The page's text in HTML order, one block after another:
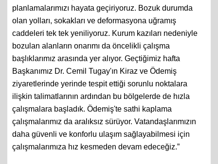
planlamalarımızı hayata geçiriyoruz. Bozuk durumda
olan yolları, sokakları ve deformasyona uğramış
caddeleri tek tek yeniliyoruz. Kurum kazıları nedeniyle
bozulan alanların onarımı da öncelikli çalışma
başlıklarımız arasında yer alıyor. Geçtiğimiz hafta
Başkanımız Dr. Cemil Tugay'ın Kiraz ve Ödemiş
ziyaretlerinde yerinde tespit ettiği sorunlu noktalara
ilişkin talimatlarının ardından bu bölgelerde de hızla
çalışmalara başladık. Ödemiş'te sathi kaplama
çalışmalarımız da aralıksız sürüyor. Vatandaşlarımızın
daha güvenli ve konforlu ulaşım sağlayabilmesi için
çalışmalarımıza hız kesmeden devam edeceğiz.”